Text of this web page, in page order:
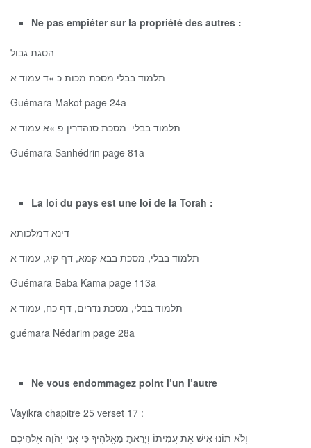
Ne pas empiéter sur la propriété des autres :
הסגת גבול
תלמוד בבלי מסכת מכות כ »ד עמוד א
Guémara Makot page 24a
תלמוד בבלי מסכת סנהדרין פ »א עמוד א
Guémara Sanhédrin page 81a
La loi du pays est une loi de la Torah :
דינא דמלכותא
תלמוד בבלי, מסכת בבא קמא, דף קיג, עמוד א
Guémara Baba Kama page 113a
תלמוד בבלי, מסכת נדרים, דף כח, עמוד א
guémara Nédarim page 28a
Ne vous endommagez point l’un l’autre
Vayikra chapitre 25 verset 17 :
וְלֹא תוֹנוּ אִישׁ אֶת עֲמִיתוֹ וְיָרֵאתָ מֵאֱלֹהֶיךָ כִּי אֲנִי יְהֹוָה אֱלֹהֵיכֶם